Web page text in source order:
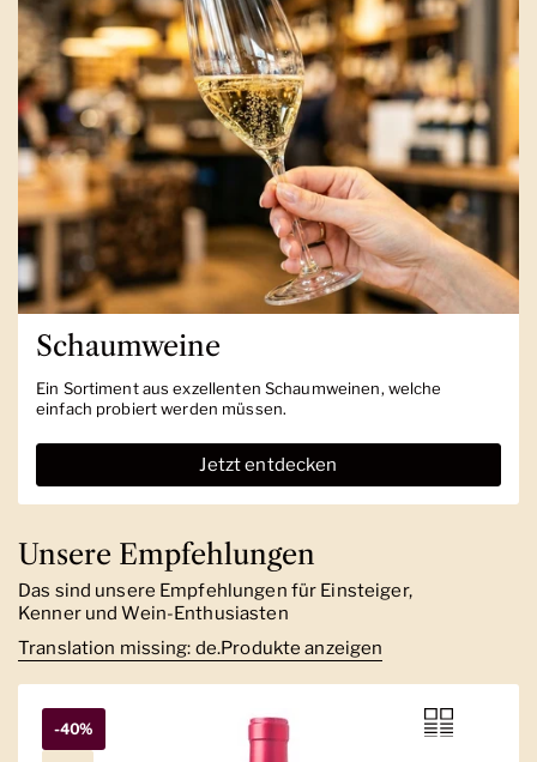
Schaumweine
Ein Sortiment aus exzellenten Schaumweinen, welche
einfach probiert werden müssen.
Jetzt entdecken
Unsere Empfehlungen
Das sind unsere Empfehlungen für Einsteiger,
Kenner und Wein-Enthusiasten
Translation missing: de.Produkte anzeigen
-40%